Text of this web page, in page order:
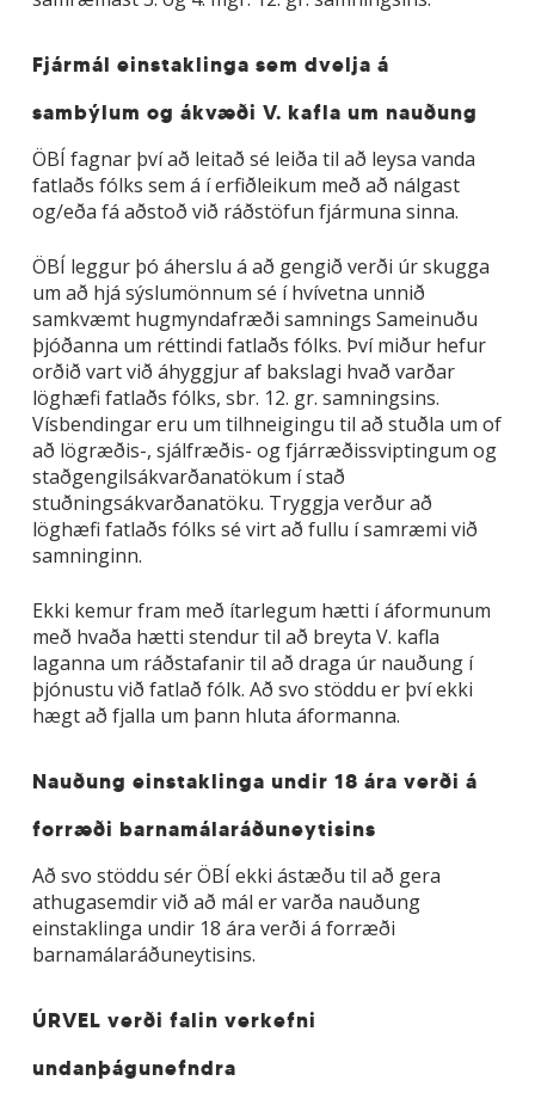
Fjármál einstaklinga sem dvelja á
sambýlum og ákvæði V. kafla um nauðung
ÖBÍ fagnar því að leitað sé leiða til að leysa vanda
fatlaðs fólks sem á í erfiðleikum með að nálgast
og/eða fá aðstoð við ráðstöfun fjármuna sinna.
ÖBÍ leggur þó áherslu á að gengið verði úr skugga
um að hjá sýslumönnum sé í hvívetna unnið
samkvæmt hugmyndafræði samnings Sameinuðu
þjóðanna um réttindi fatlaðs fólks. Því miður hefur
orðið vart við áhyggjur af bakslagi hvað varðar
löghæfi fatlaðs fólks, sbr. 12. gr. samningsins.
Vísbendingar eru um tilhneigingu til að stuðla um of
að lögræðis-, sjálfræðis- og fjárræðissviptingum og
staðgengilsákvarðanatökum í stað
stuðningsákvarðanatöku. Tryggja verður að
löghæfi fatlaðs fólks sé virt að fullu í samræmi við
samninginn.
Ekki kemur fram með ítarlegum hætti í áformunum
með hvaða hætti stendur til að breyta V. kafla
laganna um ráðstafanir til að draga úr nauðung í
þjónustu við fatlað fólk. Að svo stöddu er því ekki
hægt að fjalla um þann hluta áformanna.
Nauðung einstaklinga undir 18 ára verði á
forræði barnamálaráðuneytisins
Að svo stöddu sér ÖBÍ ekki ástæðu til að gera
athugasemdir við að mál er varða nauðung
einstaklinga undir 18 ára verði á forræði
barnamálaráðuneytisins.
ÚRVEL verði falin verkefni
undanþágunefndra